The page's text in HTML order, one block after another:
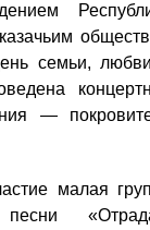
семьи,
—
малая